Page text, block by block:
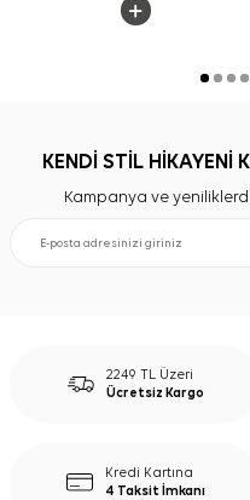
KENDİ STİL HİKAYENİ
Kampanya ve
2249 TL Üzeri
Ücretsiz Kargo
Kredi Kartına
4 Taksit İmkanı